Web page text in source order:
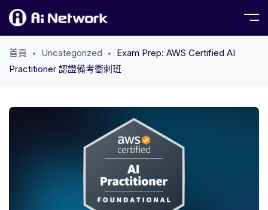
首頁 Uncategorized
Exam Prep: AWS Certified AI
Practitioner 認證備考衝刺班